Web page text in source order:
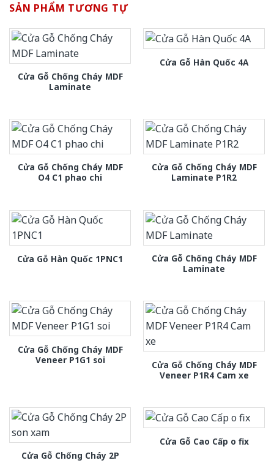
SẢN PHẨM TƯƠNG TỰ
Cửa Gỗ Chống Cháy MDF
Laminate
Cửa Gỗ Hàn Quốc 4A
Cửa Gỗ Chống Cháy MDF
O4 C1 phao chi
Cửa Gỗ Chống Cháy MDF
Laminate P1R2
Cửa Gỗ Hàn Quốc 1PNC1
Cửa Gỗ Chống Cháy MDF
Laminate
Cửa Gỗ Chống Cháy MDF
Veneer P1G1 soi
Cửa Gỗ Chống Cháy MDF
Veneer P1R4 Cam xe
Cửa Gỗ Chống Cháy 2P
Cửa Gỗ Cao Cấp o fix